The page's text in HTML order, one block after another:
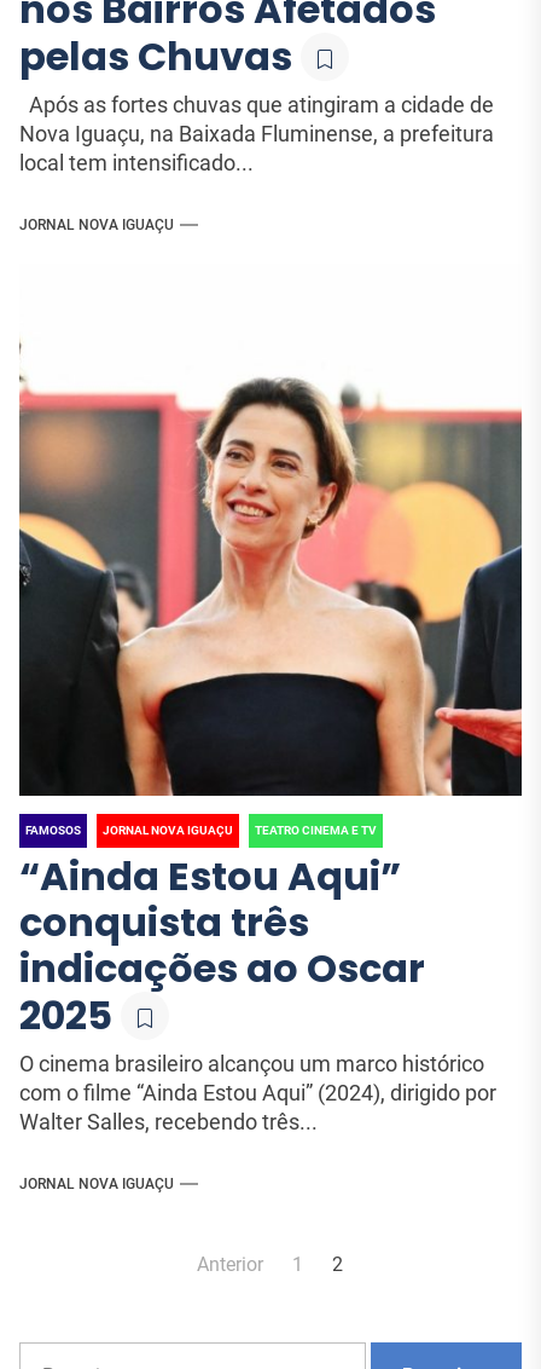
pelas Chuvas
Após as fortes chuvas que atingiram a cidade de
Nova Iguaçu, na Baixada Fluminense, a prefeitura
local tem intensificado...
JORNAL NOVA IGUAÇU
FAMOSOS JORNAL NOVA IGUAÇU TEATRO CINEMA E TV
“Ainda Estou Aqui”
conquista três
indicações ao Oscar
2025
O cinema brasileiro alcançou um marco histórico
com o filme “Ainda Estou Aqui” (2024), dirigido por
Walter Salles, recebendo três...
JORNAL NOVA IGUAÇU
posts
Anterior 1 2